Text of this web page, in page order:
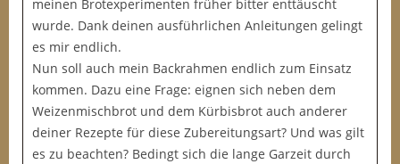
meinen Brotexperimenten früher bitter enttäuscht
wurde. Dank deinen ausführlichen Anleitungen gelingt
es mir endlich.
Nun soll auch mein Backrahmen endlich zum Einsatz
kommen. Dazu eine Frage: eignen sich neben dem
Weizenmischbrot und dem Kürbisbrot auch anderer
deiner Rezepte für diese Zubereitungsart? Und was gilt
es zu beachten? Bedingt sich die lange Garzeit durch